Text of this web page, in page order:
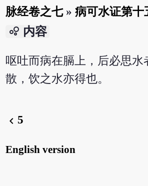
脉经卷之七»病可水证第十
bubble_chart 内容
呕吐而病在膈上，后必思水
散，饮之水亦得也。
chevron_left 5
English version